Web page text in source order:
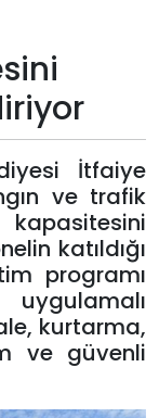
İtfaiye
ve trafik
katıldığı
programı
kurtarma,
ve güvenli